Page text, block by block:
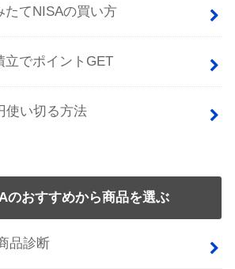
たてNISAの買い方
立でポイントGET
使い切る方法
のおすすめから商品を選ぶ
品診断